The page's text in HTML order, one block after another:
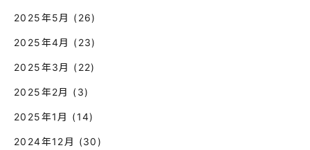
2025年5月 (26)
2025年4月 (23)
2025年3月 (22)
2025年2月 (3)
2025年1月 (14)
2024年12月 (30)